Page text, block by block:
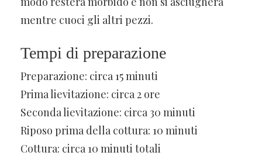
mentre cuoci gli altri pezzi.
Tempi di preparazione
Preparazione: circa 15 minuti
Prima lievitazione: circa 2 ore
Seconda lievitazione: circa 30 minuti
Riposo prima della cottura: 10 minuti
Cottura: circa 10 minuti totali